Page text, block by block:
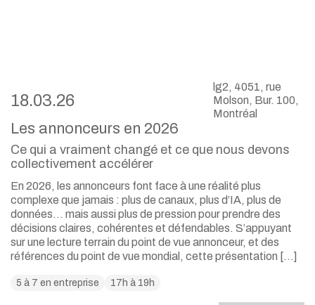
18.03.26
lg2, 4051, rue
Molson, Bur. 100,
Montréal
Les annonceurs en 2026
Ce qui a vraiment changé et ce que nous devons
collectivement accélérer
En 2026, les annonceurs font face à une réalité plus
complexe que jamais : plus de canaux, plus d’IA, plus de
données… mais aussi plus de pression pour prendre des
décisions claires, cohérentes et défendables. S’appuyant
sur une lecture terrain du point de vue annonceur, et des
références du point de vue mondial, cette présentation […]
5 à 7 en entreprise 17h à 19h